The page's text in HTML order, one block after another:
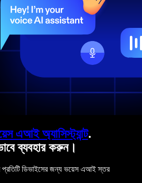
এআই অ্যাসিস্ট্যান্ট.
ব্যবহার করুন।
ডিভাইসের জন্য ভয়েস এআই স্তর